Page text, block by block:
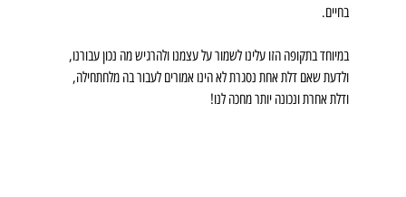
בחיים.
במיוחד בתקופה הזו עלינו לשמור על עצמנו ולהרגיש מה נכון עבורנו,
ולדעת שאם דלת אחת נסגרת לא הינו אמורים לעבור בה מלחתחילה,
ודלת אחרת ונכונה יותר מחכה לנו!